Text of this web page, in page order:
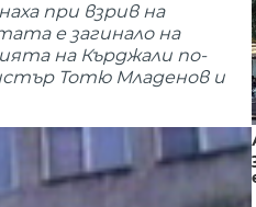
при взрив на
е загинало на
на Кърджали по-
Тотю Младенов и